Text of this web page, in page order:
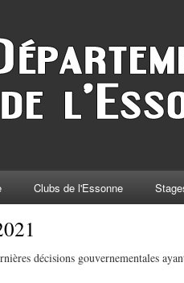
Clubs de l'Essonne
décisions gouvernementales